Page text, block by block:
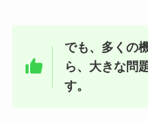
でも、多くの
ら、大きな問
す。